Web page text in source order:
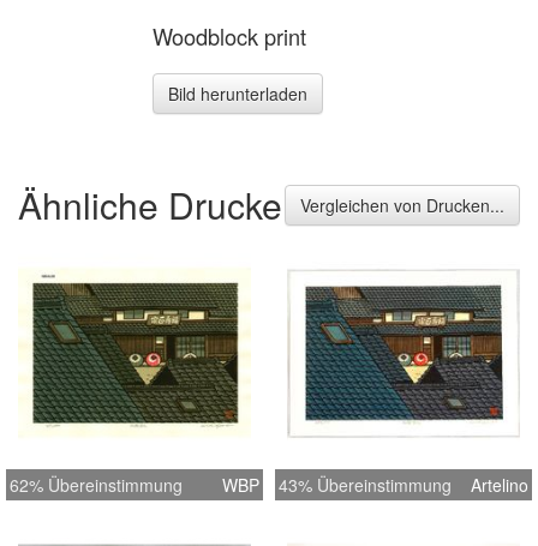
Woodblock print
Bild herunterladen
Ähnliche Drucke Vergleichen von Drucken...
62% Übereinstimmung WBP 43% Übereinstimmung Artelino